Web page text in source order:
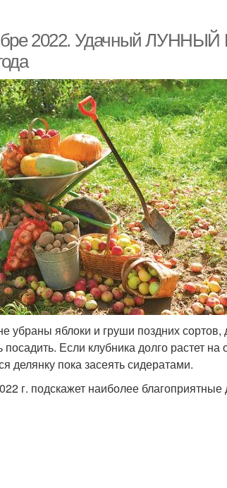
2022. Удачный
убраны яблоки и груши поздних
Если клубника долго растет
пока засеять сидератами.
г. подскажет наиболее благоприятные